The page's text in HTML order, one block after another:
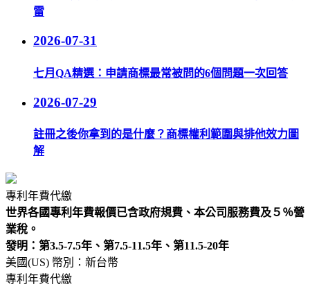
雷
2026-07-31
七月QA精選：申請商標最常被問的6個問題一次回答
2026-07-29
註冊之後你拿到的是什麼？商標權利範圍與排他效力圖
解
專利年費代繳
世界各國專利年費報價已含政府規費、本公司服務費及５％營
業稅。
發明：第3.5-7.5年、第7.5-11.5年、第11.5-20年
美國(US) 幣別：新台幣
專利年費代繳